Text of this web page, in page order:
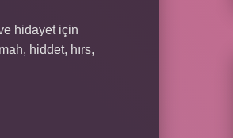
hidayet için
hiddet, hırs,